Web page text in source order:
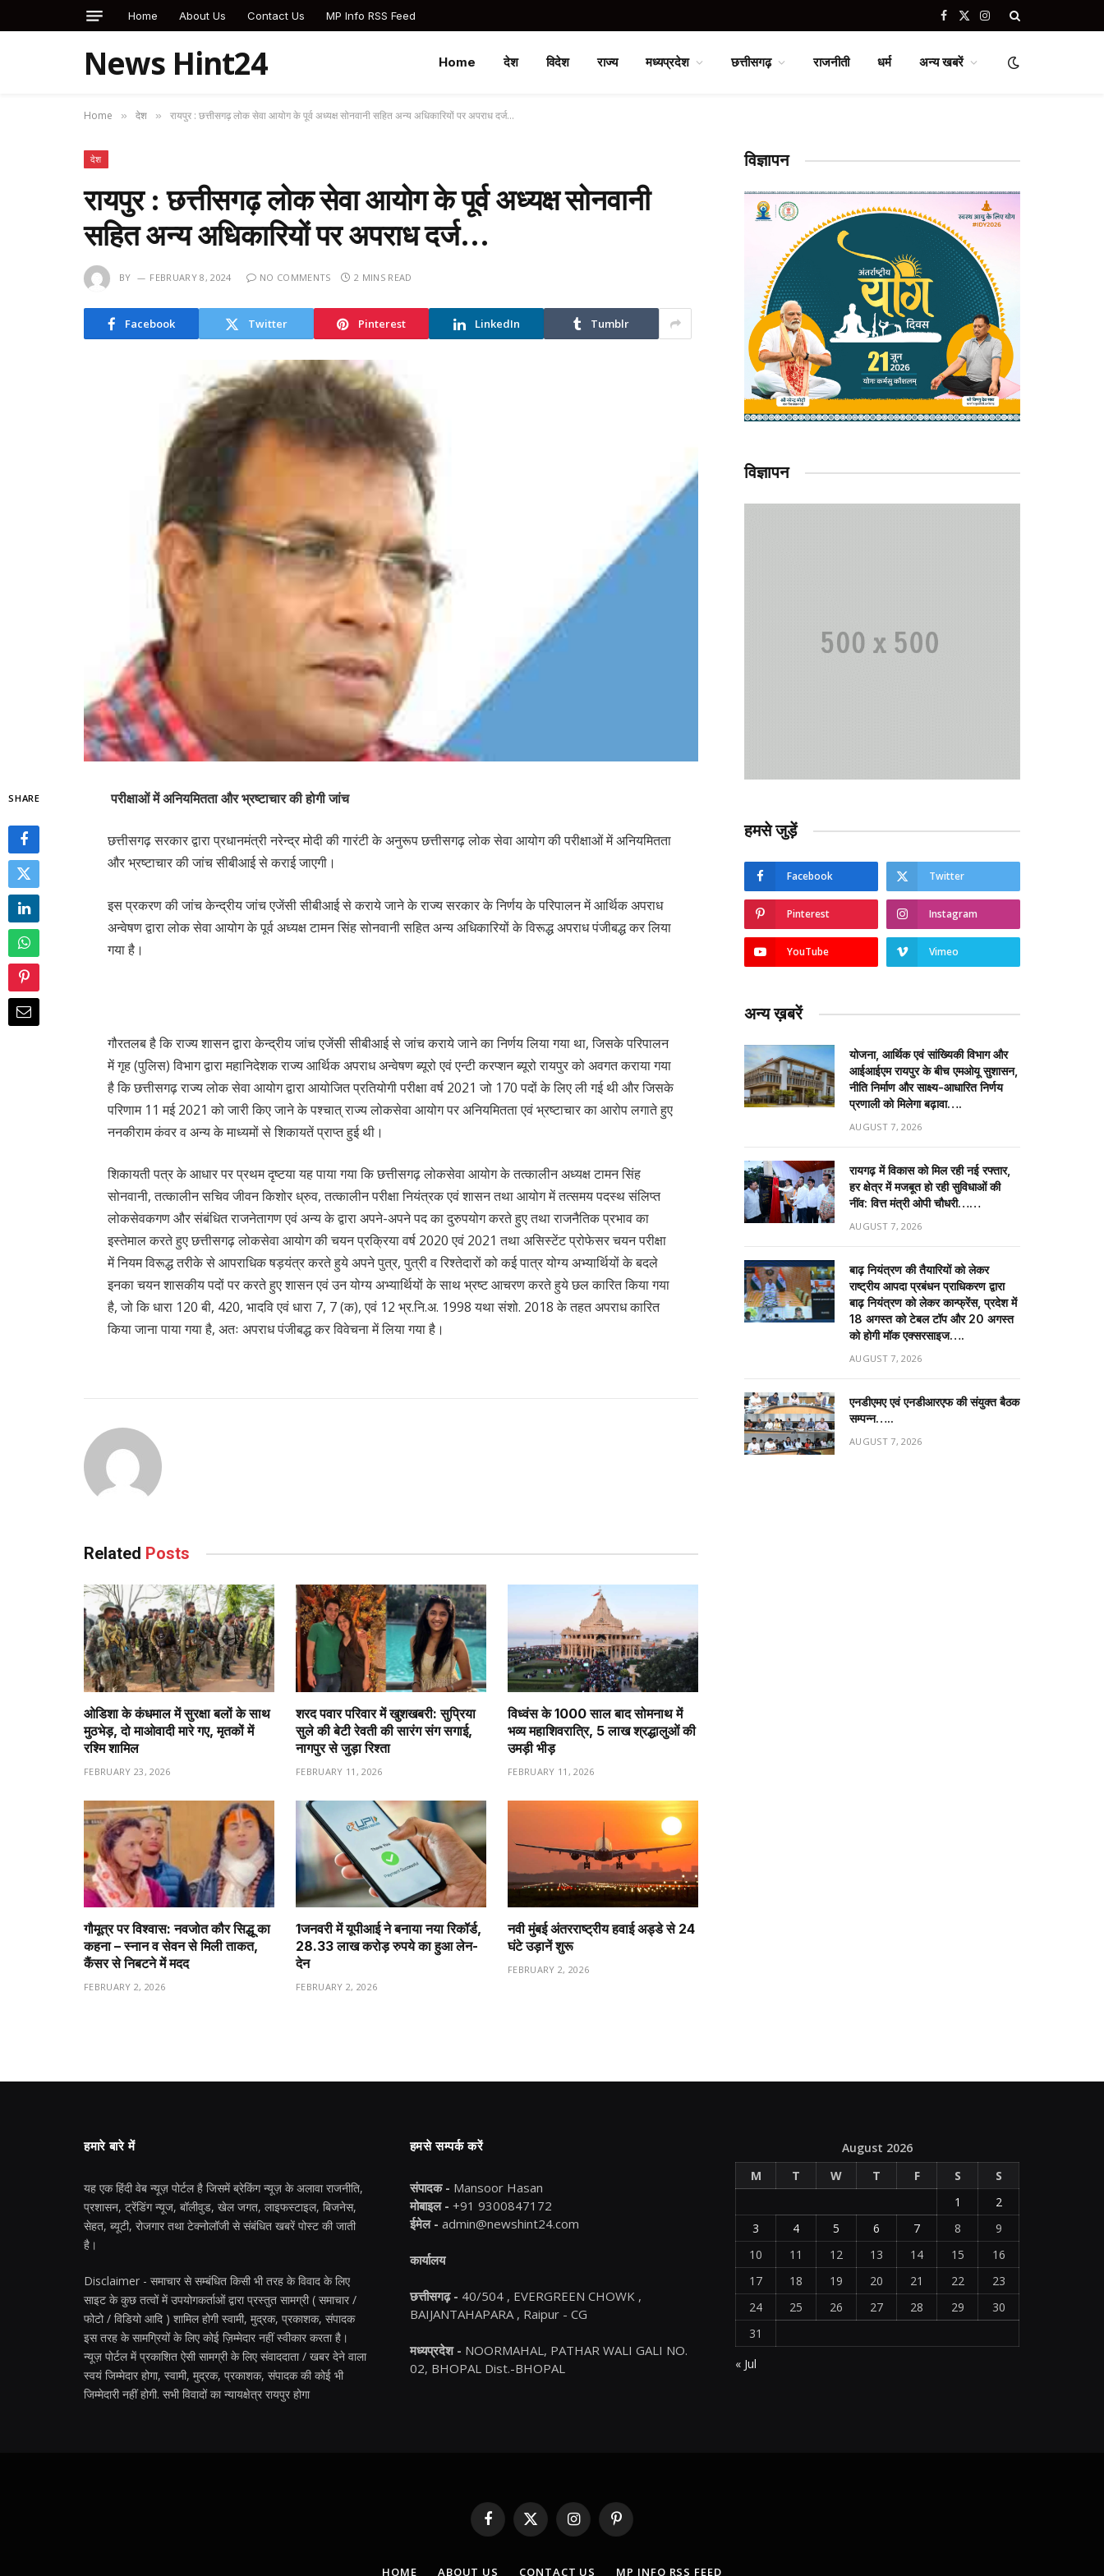
Home About Us Contact Us MP Info RSS Feed Facebook
X
Instagram
News Hint24 Home देश विदेश राज्य मध्यप्रदेश छत्तीसगढ़ राजनीती धर्म अन्य खबरें
Home » देश » रायपुर : छत्तीसगढ़ लोक सेवा आयोग के पूर्व अध्यक्ष सोनवानी सहित अन्य अधिकारियों पर अपराध दर्ज…
देश
रायपुर : छत्तीसगढ़ लोक सेवा आयोग के पूर्व अध्यक्ष सोनवानी
सहित अन्य अधिकारियों पर अपराध दर्ज…
BY FEBRUARY 8, 2024 NO COMMENTS 2 MINS READ
Facebook Twitter Pinterest LinkedIn Tumblr
SHARE परीक्षाओं में अनियमितता और भ्रष्टाचार की होगी जांच
छत्तीसगढ़ सरकार द्वारा प्रधानमंत्री नरेन्द्र मोदी की गारंटी के अनुरूप छत्तीसगढ़ लोक सेवा आयोग की परीक्षाओं में अनियमितता
और भ्रष्टाचार की जांच सीबीआई से कराई जाएगी।
इस प्रकरण की जांच केन्द्रीय जांच एजेंसी सीबीआई से कराये जाने के राज्य सरकार के निर्णय के परिपालन में आर्थिक अपराध
अन्वेषण द्वारा लोक सेवा आयोग के पूर्व अध्यक्ष टामन सिंह सोनवानी सहित अन्य अधिकारियों के विरूद्ध अपराध पंजीबद्ध कर लिया
गया है।
गौरतलब है कि राज्य शासन द्वारा केन्द्रीय जांच एजेंसी सीबीआई से जांच कराये जाने का निर्णय लिया गया था, जिसके परिपालन
में गृह (पुलिस) विभाग द्वारा महानिदेशक राज्य आर्थिक अपराध अन्वेषण ब्यूरो एवं एन्टी करप्शन ब्यूरो रायपुर को अवगत कराया गया
है कि छत्तीसगढ़ राज्य लोक सेवा आयोग द्वारा आयोजित प्रतियोगी परीक्षा वर्ष 2021 जो 170 पदों के लिए ली गई थी और जिसके
परिणाम 11 मई 2021 को जारी किए जाने के पश्चात् राज्य लोकसेवा आयोग पर अनियमितता एवं भ्रष्टाचार का आरोप लगाते हुए
ननकीराम कंवर व अन्य के माध्यमों से शिकायतें प्राप्त हुई थी।
शिकायती पत्र के आधार पर प्रथम दृष्टया यह पाया गया कि छत्तीसगढ़ लोकसेवा आयोग के तत्कालीन अध्यक्ष टामन सिंह
सोनवानी, तत्कालीन सचिव जीवन किशोर ध्रुव, तत्कालीन परीक्षा नियंत्रक एवं शासन तथा आयोग में तत्समय पदस्थ संलिप्त
लोकसेवकगण और संबंधित राजनेतागण एवं अन्य के द्वारा अपने-अपने पद का दुरुपयोग करते हुए तथा राजनैतिक प्रभाव का
इस्तेमाल करते हुए छत्तीसगढ़ लोकसेवा आयोग की चयन प्रक्रिया वर्ष 2020 एवं 2021 तथा असिस्टेंट प्रोफेसर चयन परीक्षा
में नियम विरूद्ध तरीके से आपराधिक षड़यंत्र करते हुये अपने पुत्र, पुत्री व रिश्तेदारों को कई पात्र योग्य अभ्यार्थियों के बदले
इनका चयन शासकीय पदों पर करते हुए शासन एवं उन योग्य अभ्यार्थियों के साथ भ्रष्ट आचरण करते हुये छल कारित किया गया
है, जो कि धारा 120 बी, 420, भादवि एवं धारा 7, 7 (क), एवं 12 भ्र.नि.अ. 1998 यथा संशो. 2018 के तहत अपराध कारित
किया जाना पाया गया है, अतः अपराध पंजीबद्ध कर विवेचना में लिया गया है।
Related Posts
ओडिशा के कंधमाल में सुरक्षा बलों के साथ
मुठभेड़, दो माओवादी मारे गए, मृतकों में
रश्मि शामिल
FEBRUARY 23, 2026
शरद पवार परिवार में खुशखबरी: सुप्रिया
सुले की बेटी रेवती की सारंग संग सगाई,
नागपुर से जुड़ा रिश्ता
FEBRUARY 11, 2026
विध्वंस के 1000 साल बाद सोमनाथ में
भव्य महाशिवरात्रि, 5 लाख श्रद्धालुओं की
उमड़ी भीड़
FEBRUARY 11, 2026
गौमूत्र पर विश्वास: नवजोत कौर सिद्धू का
कहना – स्नान व सेवन से मिली ताकत,
कैंसर से निबटने में मदद
FEBRUARY 2, 2026
1️जनवरी में यूपीआई ने बनाया नया रिकॉर्ड,
28.33 लाख करोड़ रुपये का हुआ लेन-
देन
FEBRUARY 2, 2026
नवी मुंबई अंतरराष्ट्रीय हवाई अड्डे से 24
घंटे उड़ानें शुरू
FEBRUARY 2, 2026
विज्ञापन
विज्ञापन
हमसे जुड़ें
Facebook Twitter
Pinterest Instagram
YouTube Vimeo
अन्य ख़बरें
योजना, आर्थिक एवं सांख्यिकी विभाग और
आईआईएम रायपुर के बीच एमओयू सुशासन,
नीति निर्माण और साक्ष्य-आधारित निर्णय
प्रणाली को मिलेगा बढ़ावा….
AUGUST 7, 2026
रायगढ़ में विकास को मिल रही नई रफ्तार,
हर क्षेत्र में मजबूत हो रही सुविधाओं की
नींव: वित्त मंत्री ओपी चौधरी……
AUGUST 7, 2026
बाढ़ नियंत्रण की तैयारियों को लेकर
राष्ट्रीय आपदा प्रबंधन प्राधिकरण द्वारा
बाढ़ नियंत्रण को लेकर कान्फ्रेंस, प्रदेश में
18 अगस्त को टेबल टॉप और 20 अगस्त
को होगी मॉक एक्सरसाइज….
AUGUST 7, 2026
एनडीएमए एवं एनडीआरएफ की संयुक्त बैठक
सम्पन्न…..
AUGUST 7, 2026
हमारे बारे में
यह एक हिंदी वेब न्यूज़ पोर्टल है जिसमें ब्रेकिंग न्यूज़ के अलावा राजनीति,
प्रशासन, ट्रेंडिंग न्यूज, बॉलीवुड, खेल जगत, लाइफस्टाइल, बिजनेस,
सेहत, ब्यूटी, रोजगार तथा टेक्नोलॉजी से संबंधित खबरें पोस्ट की जाती
है।
Disclaimer - समाचार से सम्बंधित किसी भी तरह के विवाद के लिए
साइट के कुछ तत्वों में उपयोगकर्ताओं द्वारा प्रस्तुत सामग्री ( समाचार /
फोटो / विडियो आदि ) शामिल होगी स्वामी, मुद्रक, प्रकाशक, संपादक
इस तरह के सामग्रियों के लिए कोई ज़िम्मेदार नहीं स्वीकार करता है।
न्यूज़ पोर्टल में प्रकाशित ऐसी सामग्री के लिए संवाददाता / खबर देने वाला
स्वयं जिम्मेदार होगा, स्वामी, मुद्रक, प्रकाशक, संपादक की कोई भी
जिम्मेदारी नहीं होगी. सभी विवादों का न्यायक्षेत्र रायपुर होगा
हमसे सम्पर्क करें
संपादक - Mansoor Hasan
मोबाइल - +91 9300847172
ईमेल - admin@newshint24.com
कार्यालय
छत्तीसगढ़ - 40/504 , EVERGREEN CHOWK ,
BAIJANTAHAPARA , Raipur - CG
मध्यप्रदेश - NOORMAHAL, PATHAR WALI GALI NO.
02, BHOPAL Dist.-BHOPAL
August 2026
M
T W T F S
S
1
2
3
4 5 6 7 8
9
10
11 12 13 14 15
16
17
18 19 20 21 22
23
24
25 26 27 28 29
30
31
« Jul
Facebook
X
(Twitter)
InstagramPinterest
HOME ABOUT US CONTACT US MP INFO RSS FEED